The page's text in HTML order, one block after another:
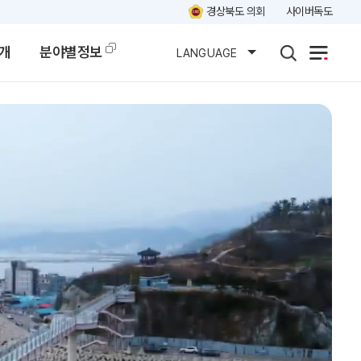
경상북도 의회 사이버독도
분야별정보 LANGUAGE